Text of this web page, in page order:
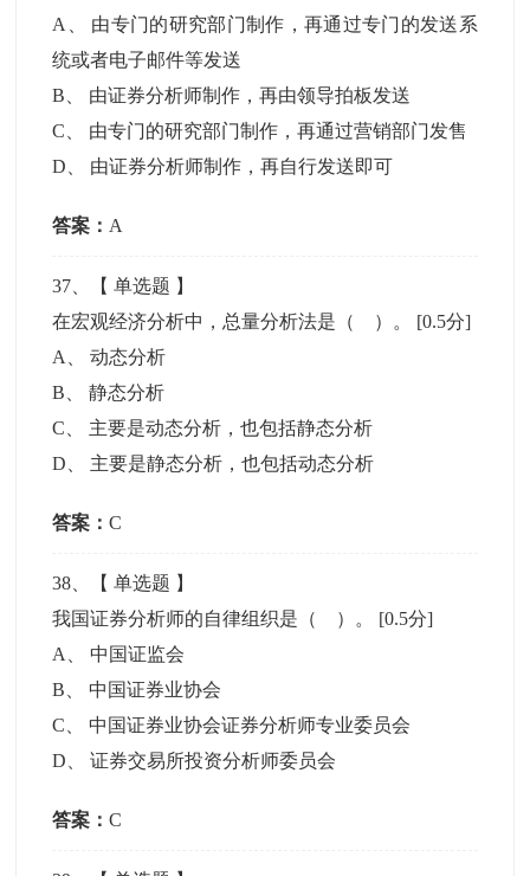
A
由专门的研究部门制作，再通过专门的发送系
统或者电子邮件等发送
B
由证券分析师制作，再由领导拍板发送
C
由专门的研究部门制作，再通过营销部门发售
D
由证券分析师制作，再自行发送即可
答案： A
37 、【单选题 】
在宏观经济分析中，总量分析法是（ ）。 [0.5分]
A
、动态分析
B 、静态分析
C
主要是动态分析，也包括静态分析
D
主要是静态分析，也包括动态分析
答案：C
38 、【单选题 】
我国证券分析师的自律组织是（ ）。 [0.5分]
A
中国证监会
B
中国证券业协会
C
中国证券业协会证券分析师专业委员会
D 、证券交易所投资分析师委员会
答案：C